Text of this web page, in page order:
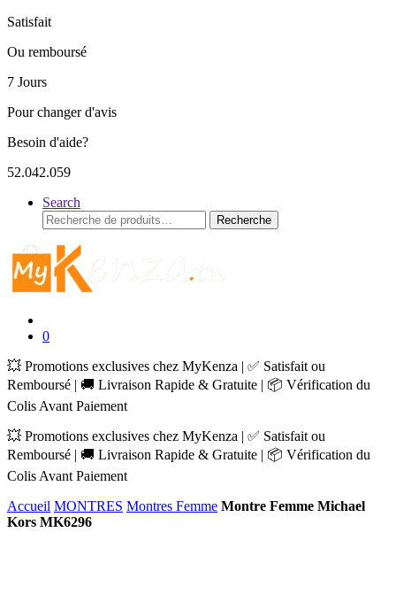
Satisfait
Ou remboursé
7 Jours
Pour changer d'avis
Besoin d'aide?
52.042.059
Search
Recherche
pour :
Recherche
0
💥 Promotions exclusives chez MyKenza | ✅ Satisfait ou
Remboursé | 🚚 Livraison Rapide & Gratuite | 📦 Vérification du
Colis Avant Paiement
💥 Promotions exclusives chez MyKenza | ✅ Satisfait ou
Remboursé | 🚚 Livraison Rapide & Gratuite | 📦 Vérification du
Colis Avant Paiement
Accueil MONTRES Montres Femme Montre Femme Michael
Kors MK6296